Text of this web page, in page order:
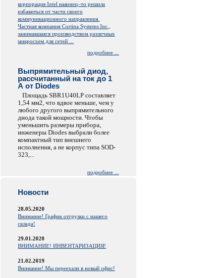
корпорация Intel наконец–то решила
избавиться от части своего
коммуникационного направления.
Частная компания Cortina Systems Inc.,
занимавшаяся производством различных
микросхем для сетей ...
подробнее ...
Выпрямительный диод,
рассчитанный на ток до 1
А от Diodes
Площадь SBR1U40LP составляет
1,54 мм2, что вдвое меньше, чем у
любого другого выпрямительного
диода такой мощности. Чтобы
уменьшить размеры прибора,
инженеры Diodes выбрали более
компактный тип внешнего
исполнения, а не корпус типа SOD-
323,...
подробнее ...
Новости
28.05.2020
Внимание! График отгрузки с нашего
склада!
29.01.2020
ВНИМАНИЕ! ИНВЕНТАРИЗАЦИЯ!
21.02.2019
Внимание! Мы переехали в новый офис!